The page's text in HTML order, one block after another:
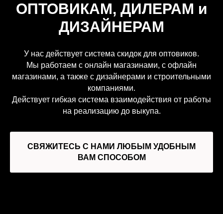
ОПТОВИКАМ, ДИЛЕРАМ и
ДИЗАЙНЕРАМ
У нас действует система скидок для оптовиков.
Мы работаем с онлайн магазинами, с офлайн
магазинами, а также с дизайнерами и строительными
компаниями.
Действует гибкая система взаимодействия от работы
на реализацию до выкупа.
СВЯЖИТЕСЬ С НАМИ ЛЮБЫМ УДОБНЫМ
ВАМ СПОСОБОМ